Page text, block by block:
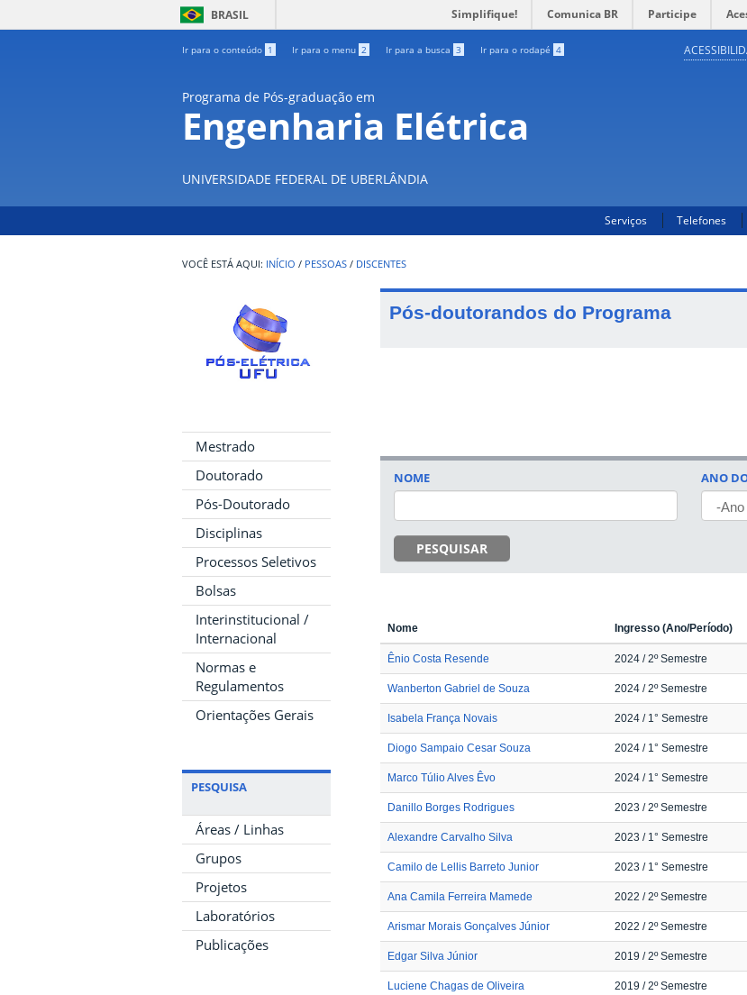
BRASIL Simplifique! Comunica BR Participe
Ir para o conteúdo 1 Ir para o menu 2 Ir para a busca 3 Ir para o rodapé 4
Programa de Pós-graduação em
Engenharia Elétrica
UNIVERSIDADE FEDERAL DE UBERLÂNDIA
Serviços Telefones
INÍCIO / PESSOAS / DISCENTES
Mestrado
Doutorado
Pós-Doutorado
Disciplinas
Processos Seletivos
Bolsas
Interinstitucional /
Internacional
Normas e
Regulamentos
Orientações Gerais
PESQUISA
Áreas / Linhas
Grupos
Projetos
Laboratórios
Publicações
Pós-doutorandos do Programa
NOME
PESQUISAR
ANO
Nome Ingresso (Ano/Período)
Ênio Costa Resende 2024 / 2º Semestre
Wanberton Gabriel de Souza 2024 / 2º Semestre
Isabela França Novais 2024 / 1° Semestre
Diogo Sampaio Cesar Souza 2024 / 1° Semestre
Marco Túlio Alves Êvo 2024 / 1° Semestre
Danillo Borges Rodrigues 2023 / 2º Semestre
Alexandre Carvalho Silva 2023 / 1° Semestre
Camilo de Lellis Barreto Junior 2023 / 1° Semestre
Ana Camila Ferreira Mamede 2022 / 2º Semestre
Arismar Morais Gonçalves Júnior 2022 / 2º Semestre
Edgar Silva Júnior 2019 / 2º Semestre
Luciene Chagas de Oliveira 2019 / 2º Semestre